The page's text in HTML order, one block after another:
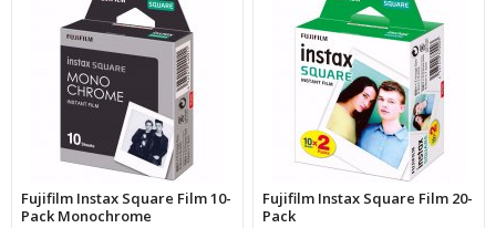
Fujifilm Instax Square Film 10-
Pack Monochrome
Fujifilm Instax Square Film 20-
Pack